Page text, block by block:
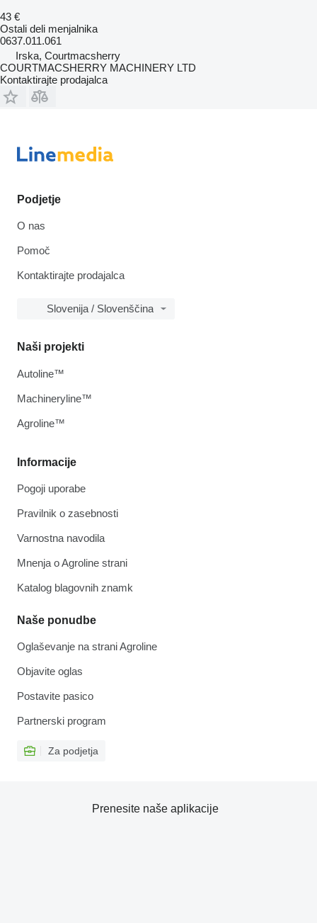
43 €
Ostali deli menjalnika
0637.011.061
Irska, Courtmacsherry
COURTMACSHERRY MACHINERY LTD
Kontaktirajte prodajalca
Podjetje
O nas
Pomoč
Kontaktirajte prodajalca
Slovenija / Slovenščina
Informacije
Pogoji uporabe
Pravilnik o zasebnosti
Varnostna navodila
Mnenja o Agroline strani
Katalog blagovnih znamk
Naše ponudbe
Oglaševanje na strani Agroline
Objavite oglas
Postavite pasico
Partnerski program
Za podjetja
Naši projekti
Autoline™
Machineryline™
Agroline™
Prenesite naše aplikacije